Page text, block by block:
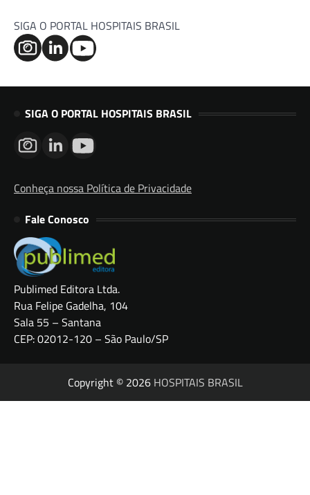
SIGA O PORTAL HOSPITAIS BRASIL
SIGA O PORTAL HOSPITAIS BRASIL
Conheça nossa Política de Privacidade
Fale Conosco
Publimed Editora Ltda.
Rua Felipe Gadelha, 104
Sala 55 – Santana
CEP: 02012-120 – São Paulo/SP
Copyright © 2026 HOSPITAIS BRASIL